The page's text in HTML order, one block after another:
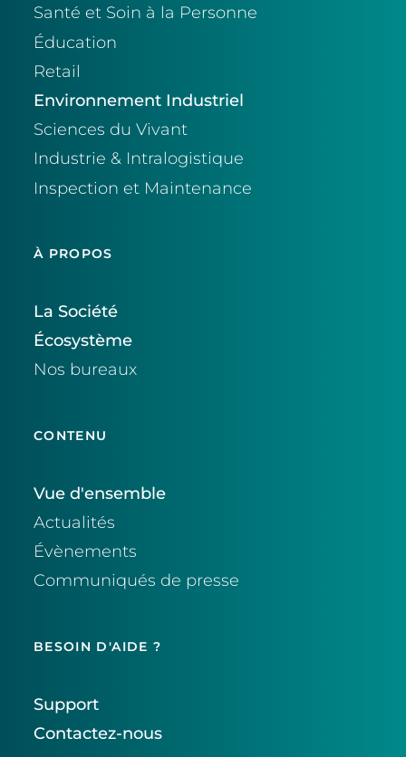
Santé et Soin à la Personne
Éducation
Retail
Environnement Industriel
Sciences du Vivant
Industrie & Intralogistique
Inspection et Maintenance
À PROPOS
La Société
Écosystème
Nos bureaux
CONTENU
Vue d'ensemble
Actualités
Évènements
Communiqués de presse
BESOIN D'AIDE ?
Support
Contactez-nous